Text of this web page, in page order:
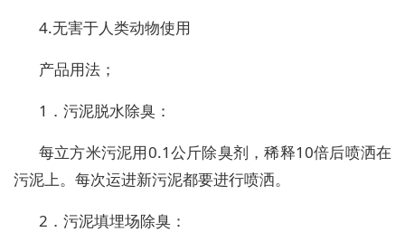
4.无害于人类动物使用
产品用法；
1．污泥脱水除臭：
每立方米污泥用0.1公斤除臭剂，稀释10倍后喷洒在
污泥上。每次运进新污泥都要进行喷洒。
2．污泥填埋场除臭：